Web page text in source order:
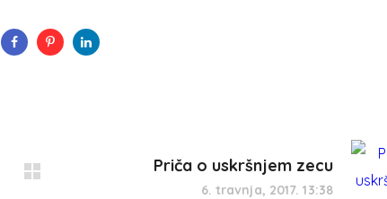
Priča o uskršnjem zecu
6. travnja, 2017. 13:38